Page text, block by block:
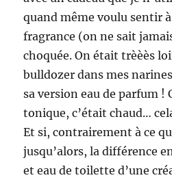
quand même voulu sentir
fragrance (on ne sait
choquée. On était trèèès
bulldozer dans mes
sa version eau de parfum !
tonique, c’était chaud…
Et si, contrairement à ce
jusqu’alors, la différence
et eau de toilette d’une